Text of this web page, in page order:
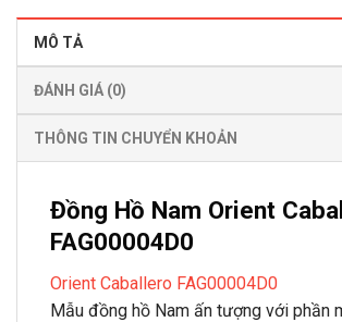
MÔ TẢ
ĐÁNH GIÁ (0)
THÔNG TIN CHUYỂN KHOẢN
Đồng Hồ Nam Orient
FAG00004D0
Orient Caballero FAG00004D0
Mẫu đồng hồ Nam ấn tượng với phần